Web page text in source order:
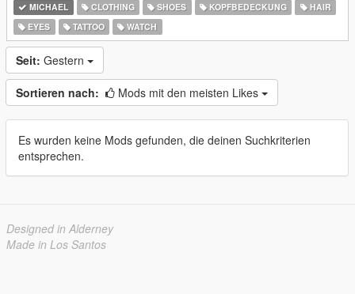
MICHAEL CLOTHING SHOES KOPFBEDECKUNG
HAIR
EYES
TATTOO WATCH
Seit: Gestern
Sortieren nach: Mods mit den meisten Likes
Es wurden keine Mods gefunden, die deinen Suchkriterien
entsprechen.
Designed in Alderney
Made in Los Santos